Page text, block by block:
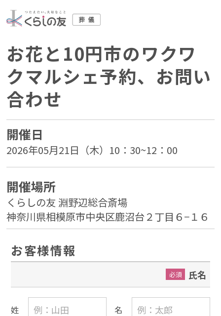
お花と10円市のワクワ
クマルシェ予約、お問い
合わせ
開催日
2026年05月21日（木）10：30~12：00
開催場所
くらしの友 淵野辺総合斎場
神奈川県相模原市中央区鹿沼台２丁目６−１６
お客様情報
氏名
必須
姓 名